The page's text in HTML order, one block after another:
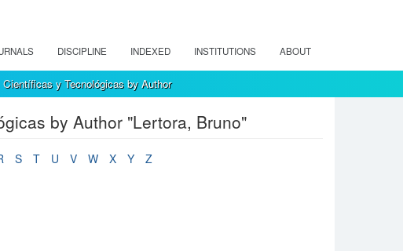
DISCIPLINE INDEXED INSTITUTIONS ABOUT
y Tecnológicas by Author
by Author "Lertora, Bruno"
S T U V W X Y
Z